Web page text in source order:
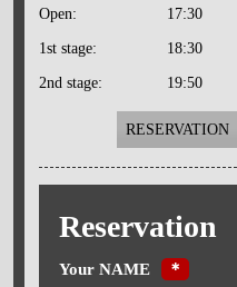
Open: 17:30
1st stage: 18:30
2nd stage: 19:50
RESERVATION
Reservation
Your NAME ＊